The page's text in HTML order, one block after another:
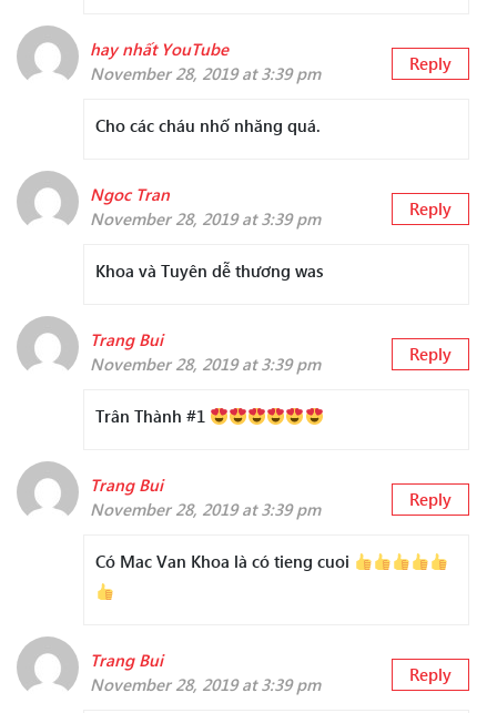
hay nhất YouTube
November 28, 2019 at 3:39 pm
Reply
Cho các cháu nhố nhăng quá.
Ngoc Tran
November 28, 2019 at 3:39 pm
Reply
Khoa và Tuyên dễ thương was
Trang Bui
November 28, 2019 at 3:39 pm
Reply
Trân Thành #1
Trang Bui
November 28, 2019 at 3:39 pm
Reply
Có Mac Van Khoa là có tieng cuoi
Trang Bui
November 28, 2019 at 3:39 pm
Reply